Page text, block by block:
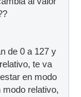
de 0 a 127 y
te va
en modo
modo relativo,